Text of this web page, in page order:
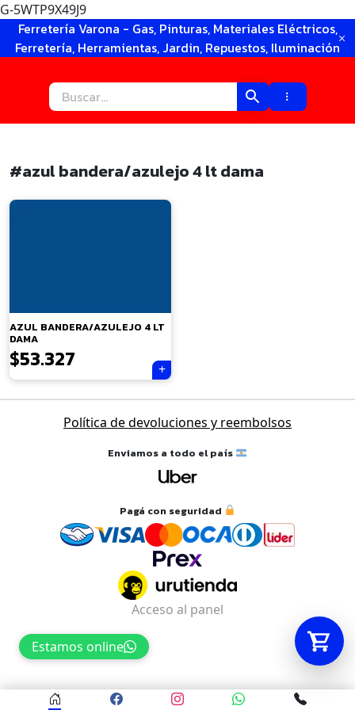
G-5WTP9X49J9
Ferretería Varona - Gas, Pinturas, Materiales Eléctricos,
Ferretería, Herramientas, Jardin, Repuestos, Iluminación
#azul bandera/azulejo 4 lt dama
AZUL BANDERA/AZULEJO 4 LT
DAMA
$53.327
Política de devoluciones y reembolsos
Enviamos a todo el país
Pagá con seguridad
Estamos online
Acceso al panel
Tu carrito está vacío.
Agregá un producto y aparecerá acá